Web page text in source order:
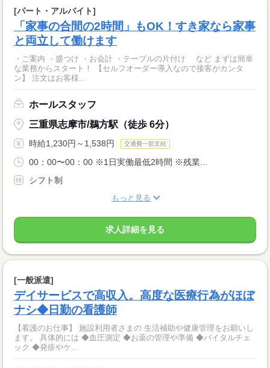
[パート・アルバイト]
「家事の合間の2時間」もOK！すき家なら家事
と両立して働けます
・ご案内 ・盛つけ ・お会計 ・テーブルの片付け など まずは簡単
な業務からスタート！ 【セルフオーダー導入なので接客がカンタ
ン】 注文はお客様...
ホールスタッフ
三重県志摩市/鵜方駅（徒歩 6分）
時給1,230円～1,538円 交通費一部支給
00：00〜00：00 ※1日実働最低2時間 ※残業...
シフト制
もっと見る
求人詳細を見る
[一般派遣]
デイサービスで高収入。高度な医療行為がほぼ
ナシ◆日勤の看護師
【看護のお仕事】 施設利用者さまの 生活補助や健康管理をお願いし
ます。 具体的には ◆血圧測定 ◆お薬の管理や準備 ◆バイタルチェ
ック ◆発疹やケ...